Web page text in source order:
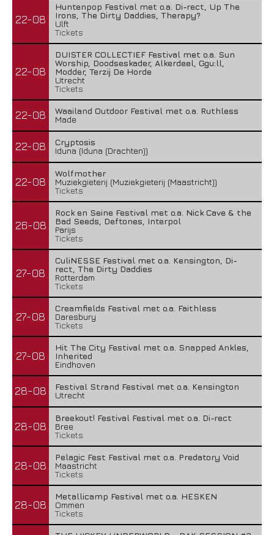
22-08
Huntenpop Festival met o.a. Di-rect, Up The
Irons, The Dirty Daddies, Therapy?
Ulft
Tickets
22-08
DUISTER COLLECTIEF Festival met o.a. Sun
Worship, Doodseskader, Alkerdeel, Ggu:ll,
Modder, Terzij De Horde
Utrecht
Tickets
22-08
Waailand Outdoor Festival met o.a. Ruthless
Made
22-08
Cryptosis
Iduna (Iduna (Drachten))
22-08
Wolfmother
Muziekgieterij (Muziekgieterij (Maastricht))
Tickets
26-08
Rock en Seine Festival met o.a. Nick Cave & the
Bad Seeds, Deftones, Interpol
Parijs
Tickets
27-08
CuliNESSE Festival met o.a. Kensington, Di-
rect, The Dirty Daddies
Rotterdam
Tickets
27-08
Creamfields Festival met o.a. Faithless
Daresbury
Tickets
27-08
Hit The City Festival met o.a. Snapped Ankles,
Inherited
Eindhoven
28-08
Festival Strand Festival met o.a. Kensington
Utrecht
28-08
Breekout! Festival Festival met o.a. Di-rect
Bree
Tickets
28-08
Pelagic Fest Festival met o.a. Predatory Void
Maastricht
Tickets
28-08
Metallicamp Festival met o.a. HESKEN
Ommen
Tickets